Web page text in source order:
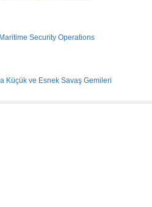
Security Operations
Küçük ve Esnek Savaş Gemileri